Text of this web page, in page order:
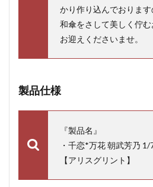
かり作り込んでおりま
和傘をさして美しく佇
お迎えくださいませ。
製品仕様
『製品名』
・千恋*万花 朝武芳乃
【アリスグリント】